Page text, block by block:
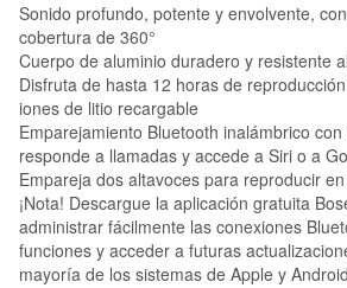
Sonido profundo, potente y envolvente,
cobertura de 360°
Cuerpo de aluminio duradero y resistente
Disfruta de hasta 12 horas de
iones de litio recargable
Emparejamiento Bluetooth inalámbrico
responde a llamadas y accede a Siri o a
Empareja dos altavoces para reproducir
¡Nota! Descargue la aplicación gratuita
administrar fácilmente las conexiones
funciones y acceder a futuras
mayoría de los sistemas de Apple y Android